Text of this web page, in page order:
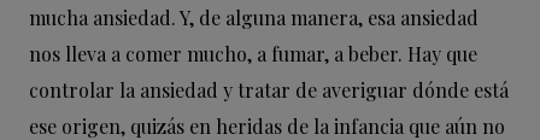
mucha ansiedad. Y, de alguna manera, esa ansiedad
nos lleva a comer mucho, a fumar, a beber. Hay que
controlar la ansiedad y tratar de averiguar dónde está
ese origen, quizás en heridas de la infancia que aún no